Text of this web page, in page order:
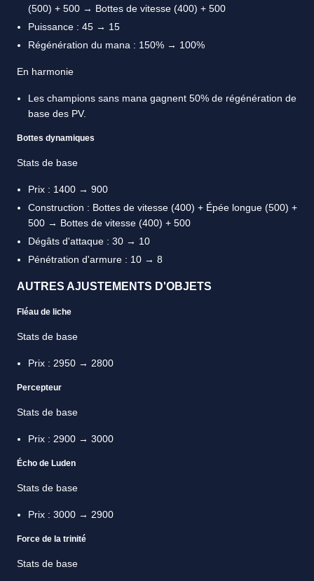
(500) + 500 → Bottes de vitesse (400) + 500
Puissance : 45 → 15
Régénération du mana : 150% → 100%
En harmonie
Les champions sans mana gagnent 50% de régénération de
base des PV.
Bottes dynamiques
Stats de base
Prix : 1400 → 900
Construction : Bottes de vitesse (400) + Épée longue (500) +
500 → Bottes de vitesse (400) + 500
Dégâts d'attaque : 30 → 10
Pénétration d'armure : 10 → 8
AUTRES AJUSTEMENTS D'OBJETS
Fléau de liche
Stats de base
Prix : 2950 → 2800
Percepteur
Stats de base
Prix : 2900 → 3000
Écho de Luden
Stats de base
Prix : 3000 → 2900
Force de la trinité
Stats de base